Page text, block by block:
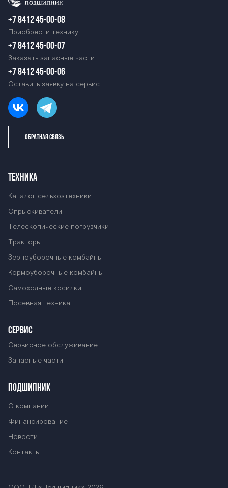
+7 8412 45-00-08
Приобрести технику
+7 8412 45-00-07
Заказать запасные части
+7 8412 45-00-06
Оставить заявку на сервис
ОБРАТНАЯ СВЯЗЬ
ТЕХНИКА
Каталог сельхозтехники
Опрыскиватели
Телескопические погрузчики
Тракторы
Зерноуборочные комбайны
Кормоуборочные комбайны
Самоходные косилки
Посевная техника
СЕРВИС
Сервисное обслуживание
Запасные части
ПОДШИПНИК
О компании
Финансирование
Новости
Контакты